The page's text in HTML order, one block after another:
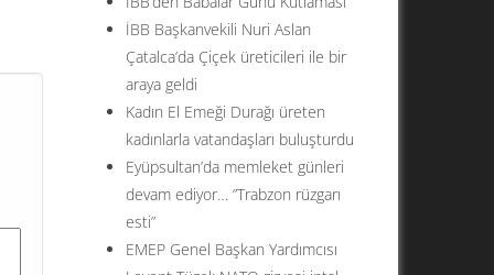
İBB Başkanvekili Nuri Aslan
Çatalca’da Çiçek üreticileri ile bir
araya geldi
Kadın El Emeği Durağı üreten
kadınlarla vatandaşları buluşturdu
Eyüpsultan’da memleket günleri
devam ediyor… ”Trabzon rüzgarı
esti”
EMEP Genel Başkan Yardımcısı